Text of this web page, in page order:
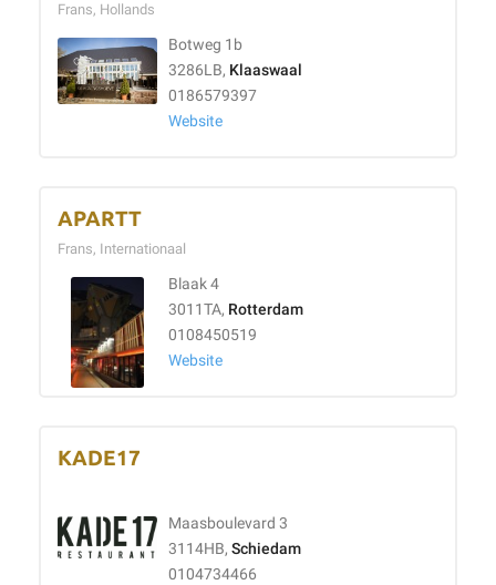
Frans, Hollands
Botweg 1b
3286LB, Klaaswaal
0186579397
Website
APARTT
Frans, Internationaal
Blaak 4
3011TA, Rotterdam
0108450519
Website
KADE17
Maasboulevard 3
3114HB, Schiedam
0104734466